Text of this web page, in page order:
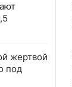
жертвой
под